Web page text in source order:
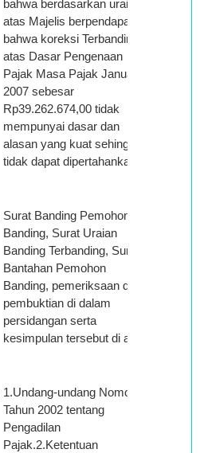
bahwa berdasarkan uraian di
atas Majelis berpendapat
bahwa koreksi Terbanding
atas Dasar Pengenaan
Pajak Masa Pajak Januari
2007 sebesar
Rp39.262.674,00 tidak
mempunyai dasar dan
alasan yang kuat sehingga
tidak dapat dipertahankan.
Surat Banding Pemohon
Banding, Surat Uraian
Banding Terbanding, Surat
Bantahan Pemohon
Banding, pemeriksaan dan
pembuktian di dalam
persidangan serta
kesimpulan tersebut di atas.
1.Undang-undang Nomor 14
Tahun 2002 tentang
Pengadilan
Pajak.2.Ketentuan